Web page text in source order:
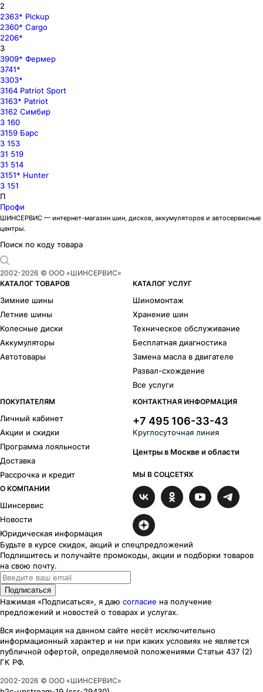
2
2363* Pickup
2360* Cargo
2206*
3
3909* Фермер
3741*
3303*
3164 Patriot Sport
3163* Patriot
3162 Симбир
3 160
3159 Барс
3 153
31 519
31 514
3151* Hunter
3 151
П
Профи
ШИНСЕРВИС — интернет-магазин шин, дисков, аккумуляторов и автосервисные
центры.
Поиск по коду товара
2002-2026 © ООО «ШИНСЕРВИС»
КАТАЛОГ ТОВАРОВ
Зимние шины
Летние шины
Колесные диски
Аккумуляторы
Автотовары
КАТАЛОГ УСЛУГ
Шиномонтаж
Хранение шин
Техническое обслуживание
Бесплатная диагностика
Замена масла в двигателе
Развал-схождение
Все услуги
ПОКУПАТЕЛЯМ
Личный кабинет
Акции и скидки
Программа лояльности
Доставка
Рассрочка и кредит
О КОМПАНИИ
Шинсервис
Новости
Юридическая информация
КОНТАКТНАЯ ИНФОРМАЦИЯ
+7 495 106-33-43
Круглосуточная линия
Центры в Москве и области
МЫ В СОЦСЕТЯХ
Будьте в курсе скидок, акций и спецпредложений
Подпишитесь и получайте промокоды, акции и подборки товаров
на свою почту.
Подписаться
Нажимая «Подписаться», я даю согласие на получение
предложений и новостей о товарах и услугах.
Вся информация на данном сайте несёт исключительно
информационный характер и ни при каких условиях не является
публичной офертой, определяемой положениями Статьи 437 (2)
ГК РФ.
2002-2026 © ООО «ШИНСЕРВИС»